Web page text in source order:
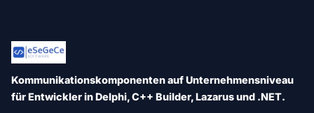
Kommunikationskomponenten auf Unternehmensniveau
für Entwickler in Delphi, C++ Builder, Lazarus und .NET.